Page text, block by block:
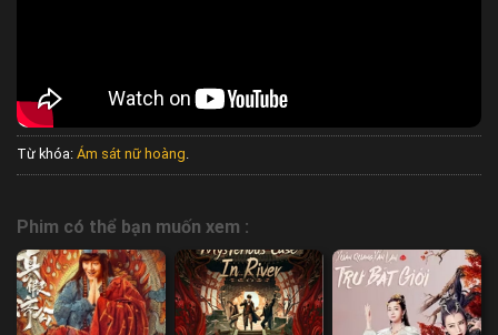
Từ khóa: Ám sát nữ hoàng.
Phim có thể bạn muốn xem :